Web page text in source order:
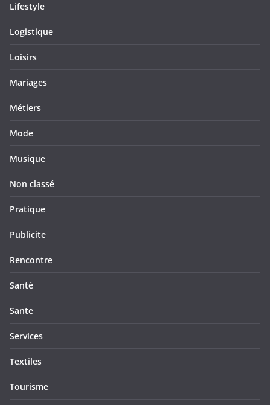
Lifestyle
Logistique
Loisirs
Mariages
Métiers
Mode
Musique
Non classé
Pratique
Publicite
Rencontre
Santé
Sante
Services
Textiles
Tourisme